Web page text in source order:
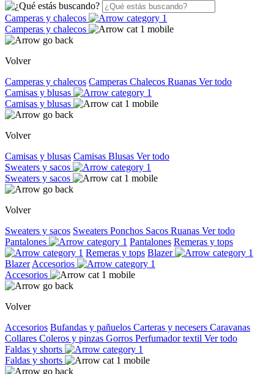
Camperas y chalecos
Camperas y chalecos
Volver
Camperas y chalecos Camperas Chalecos Ruanas Ver todo
Camisas y blusas
Camisas y blusas
Volver
Camisas y blusas Camisas Blusas Ver todo
Sweaters y sacos
Sweaters y sacos
Volver
Sweaters y sacos Sweaters Ponchos Sacos Ruanas Ver todo
Pantalones
Pantalones Remeras y tops
Remeras y tops Blazer
Blazer Accesorios
Accesorios
Volver
Accesorios Bufandas y pañuelos Carteras y necesers Caravanas
Collares Coleros y pinzas Gorros Perfumador textil Ver todo
Faldas y shorts
Faldas y shorts